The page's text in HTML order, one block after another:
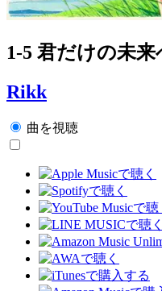
1-5 君だけの未来
Rikk
曲を視聴